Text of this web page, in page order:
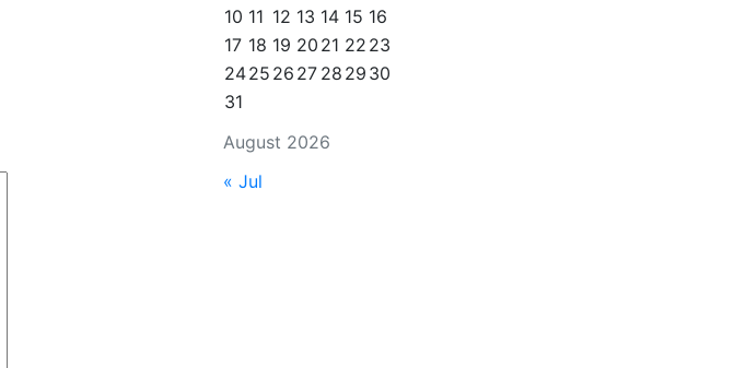
August 2026
10 11 12 13 14 15 16
17 18 19 20 21 22 23
2425 26 27 28 29 30
31
« Jul